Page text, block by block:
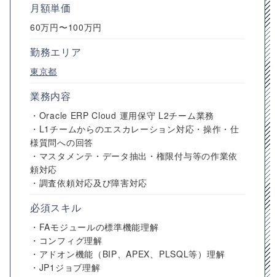
月額単価
60万円〜100万円
勤務エリア
東京都
業務内容
・Oracle ERP Cloud 運用保守 L2チーム業務
・L1チームからのエスカレーション対応・操作・仕
様質問への回答
・マスタメンテ・データ抽出・権限付与等の作業依
頼対応
・調査依頼対応及び障害対応
必須スキル
・FAモジュールの標準機能理解
・コンフィグ理解
・アドオン機能（BIP、APEX、PLSQL等）理解
・JP1ジョブ理解